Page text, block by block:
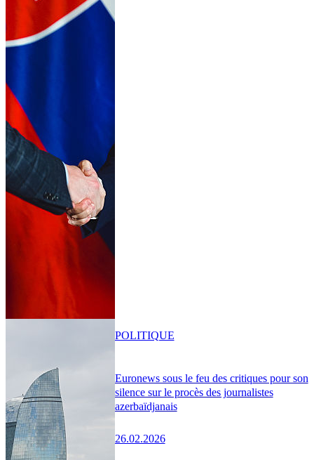
Euronews sous le feu des critiques pour son
silence sur le procès des journalistes
azerbaïdjanais
26.02.2026
POLITIQUE